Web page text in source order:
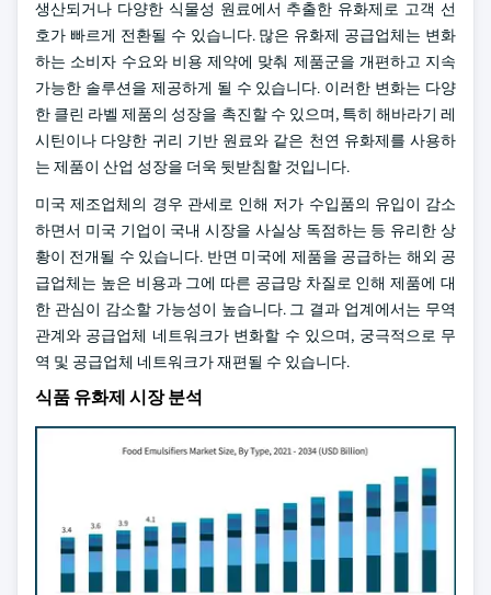
생산되거나 다양한 식물성 원료에서 추출한 유화제로 고객 선
호가 빠르게 전환될 수 있습니다. 많은 유화제 공급업체는 변화
하는 소비자 수요와 비용 제약에 맞춰 제품군을 개편하고 지속
가능한 솔루션을 제공하게 될 수 있습니다. 이러한 변화는 다양
한 클린 라벨 제품의 성장을 촉진할 수 있으며, 특히 해바라기 레
시틴이나 다양한 귀리 기반 원료와 같은 천연 유화제를 사용하
는 제품이 산업 성장을 더욱 뒷받침할 것입니다.
미국 제조업체의 경우 관세로 인해 저가 수입품의 유입이 감소
하면서 미국 기업이 국내 시장을 사실상 독점하는 등 유리한 상
황이 전개될 수 있습니다. 반면 미국에 제품을 공급하는 해외 공
급업체는 높은 비용과 그에 따른 공급망 차질로 인해 제품에 대
한 관심이 감소할 가능성이 높습니다. 그 결과 업계에서는 무역
관계와 공급업체 네트워크가 변화할 수 있으며, 궁극적으로 무
역 및 공급업체 네트워크가 재편될 수 있습니다.
식품 유화제 시장 분석